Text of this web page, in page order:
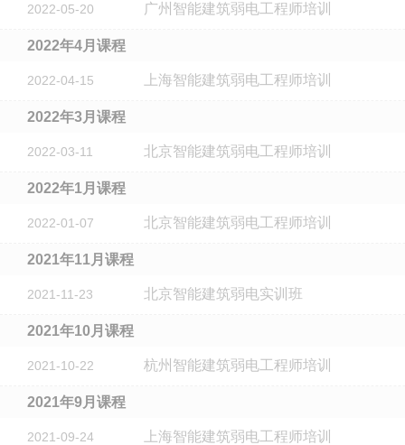
2022-05-20 广州智能建筑弱电工程师培训
2022年4月课程
2022-04-15 上海智能建筑弱电工程师培训
2022年3月课程
2022-03-11 北京智能建筑弱电工程师培训
2022年1月课程
2022-01-07 北京智能建筑弱电工程师培训
2021年11月课程
2021-11-23 北京智能建筑弱电实训班
2021年10月课程
2021-10-22 杭州智能建筑弱电工程师培训
2021年9月课程
2021-09-24 上海智能建筑弱电工程师培训